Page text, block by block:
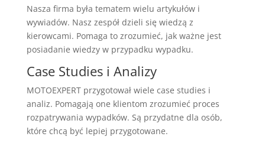
Nasza firma była tematem wielu artykułów i
wywiadów. Nasz zespół dzieli się wiedzą z
kierowcami. Pomaga to zrozumieć, jak ważne jest
posiadanie wiedzy w przypadku wypadku.
Case Studies i Analizy
MOTOEXPERT przygotował wiele case studies i
analiz. Pomagają one klientom zrozumieć proces
rozpatrywania wypadków. Są przydatne dla osób,
które chcą być lepiej przygotowane.